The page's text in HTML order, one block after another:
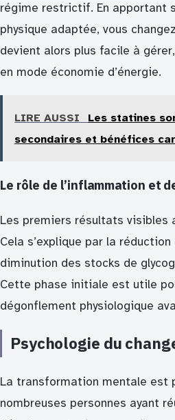
régime restrictif. En apportant
physique adaptée, vous
devient alors plus facile à
en mode économie d’énergie.
LIRE AUSSI
Les statines
secondaires et bénéfices
Le rôle de l’inflammation et
Les premiers résultats visibles
Cela s’explique par la
diminution des stocks de
Cette phase initiale est utile
dégonflement physiologique
Psychologie du
La transformation mentale est
nombreuses personnes ayant